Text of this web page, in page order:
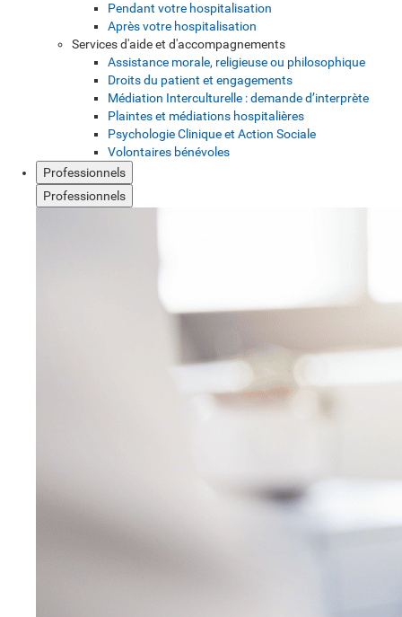
Pendant votre hospitalisation
Après votre hospitalisation
Services d'aide et d'accompagnements
Assistance morale, religieuse ou philosophique
Droits du patient et engagements
Médiation Interculturelle : demande d’interprète
Plaintes et médiations hospitalières
Psychologie Clinique et Action Sociale
Volontaires bénévoles
Professionnels
Professionnels